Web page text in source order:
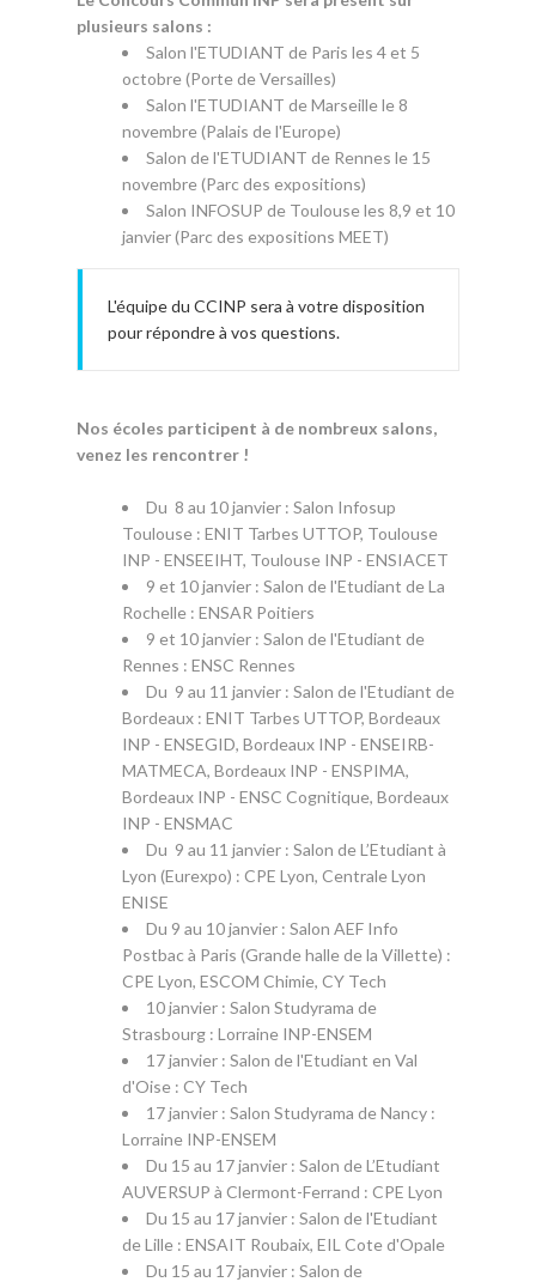
plusieurs salons :
Salon l'ETUDIANT de Paris les 4 et 5
octobre (Porte de Versailles)
Salon l'ETUDIANT de Marseille le 8
novembre (Palais de l'Europe)
Salon de l'ETUDIANT de Rennes le 15
novembre (Parc des expositions)
Salon INFOSUP de Toulouse les 8,9 et 10
janvier (Parc des expositions MEET)
L'équipe du CCINP sera à votre disposition
pour répondre à vos questions.
Nos écoles participent à de nombreux salons,
venez les rencontrer !
Du 8 au 10 janvier : Salon Infosup
Toulouse : ENIT Tarbes UTTOP, Toulouse
INP - ENSEEIHT, Toulouse INP - ENSIACET
9 et 10 janvier : Salon de l'Etudiant de La
Rochelle : ENSAR Poitiers
9 et 10 janvier : Salon de l'Etudiant de
Rennes : ENSC Rennes
Du 9 au 11 janvier : Salon de l'Etudiant de
Bordeaux : ENIT Tarbes UTTOP, Bordeaux
INP - ENSEGID, Bordeaux INP - ENSEIRB-
MATMECA, Bordeaux INP - ENSPIMA,
Bordeaux INP - ENSC Cognitique, Bordeaux
INP - ENSMAC
Du 9 au 11 janvier : Salon de L’Etudiant à
Lyon (Eurexpo) : CPE Lyon, Centrale Lyon
ENISE
Du 9 au 10 janvier : Salon AEF Info
Postbac à Paris (Grande halle de la Villette) :
CPE Lyon, ESCOM Chimie, CY Tech
10 janvier : Salon Studyrama de
Strasbourg : Lorraine INP-ENSEM
17 janvier : Salon de l'Etudiant en Val
d'Oise : CY Tech
17 janvier : Salon Studyrama de Nancy :
Lorraine INP-ENSEM
Du 15 au 17 janvier : Salon de L’Etudiant
AUVERSUP à Clermont-Ferrand : CPE Lyon
Du 15 au 17 janvier : Salon de l'Etudiant
de Lille : ENSAIT Roubaix, EIL Cote d'Opale
Du 15 au 17 janvier : Salon de